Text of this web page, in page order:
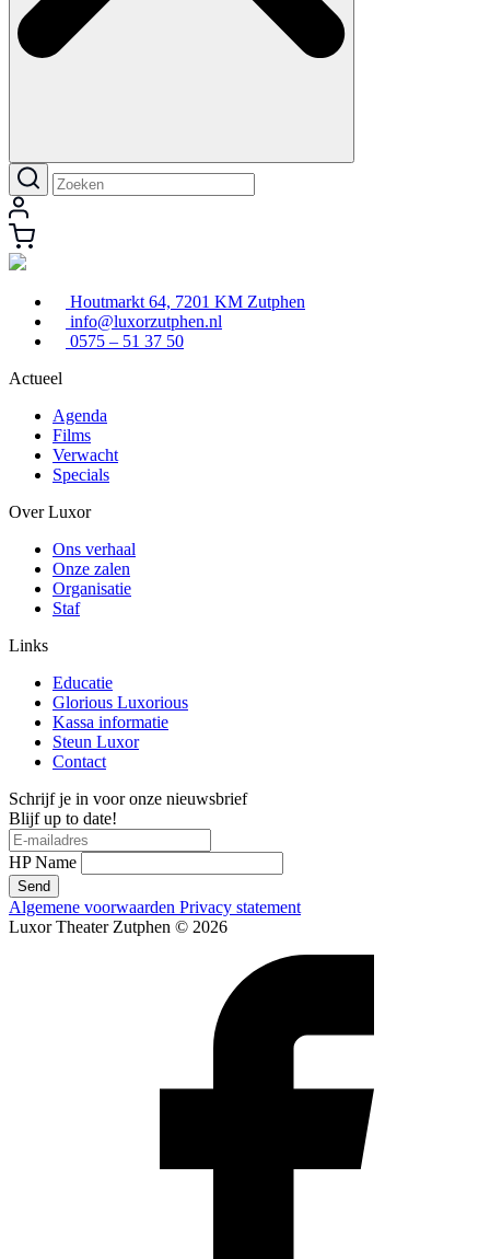
Houtmarkt 64, 7201 KM Zutphen
info@luxorzutphen.nl
0575 – 51 37 50
Actueel
Agenda
Films
Verwacht
Specials
Over Luxor
Ons verhaal
Onze zalen
Organisatie
Staf
Links
Educatie
Glorious Luxorious
Kassa informatie
Steun Luxor
Contact
Schrijf je in voor onze nieuwsbrief
Blijf up to date!
HP Name
Send
Algemene voorwaarden Privacy statement
Luxor Theater Zutphen © 2026